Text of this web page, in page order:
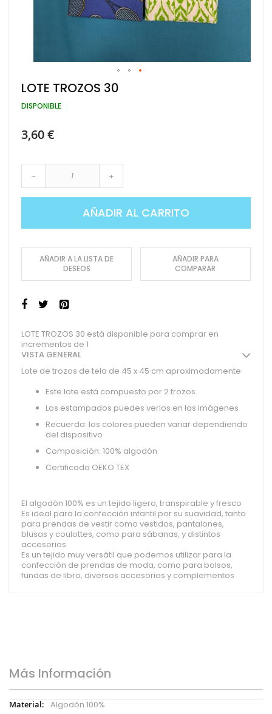
Saltar
al
comienzo
galería
LOTE TROZOS 30
DISPONIBLE
3,60 €
- +
AÑADIR AL CARRITO
AÑADIR A LA LISTA DE
DESEOS
AÑADIR PARA
COMPARAR
LOTE TROZOS 30 está disponible para comprar en
incrementos de 1
VISTA GENERAL
Lote de trozos de tela de 45 x 45 cm aproximadamente
Este lote está compuesto por 2 trozos
Los estampados puedes verlos en las imágenes
Recuerda: los colores pueden variar dependiendo
del dispositivo
Composición: 100% algodón
Certificado OEKO TEX
El algodón 100% es un tejido ligero, transpirable y fresco
Es ideal para la confección infantil por su suavidad, tanto
para prendas de vestir como vestidos, pantalones,
blusas y coulottes, como para sábanas, y distintos
accesorios
Es un tejido muy versátil que podemos utilizar para la
confección de prendas de moda, como para bolsos,
fundas de libro, diversos accesorios y complementos
Más Información
Más
Algodón 100%